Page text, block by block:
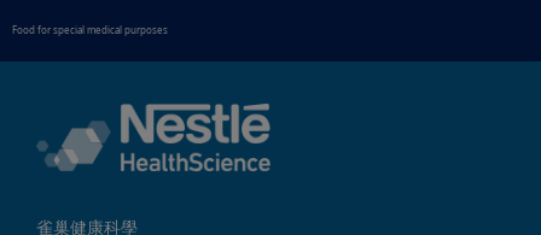
Food for special medical purposes
雀巢健康科學